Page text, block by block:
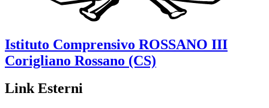
Istituto Comprensivo ROSSANO III
Corigliano Rossano (CS)
Link Esterni